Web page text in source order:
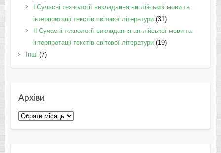
I Cучасні технології викладання англійської мови та
інтерпретації текстів світової літератури(31)
II Cучасні технології викладання англійської мови та
інтерпретації текстів світової літератури(19)
Інші (7)
Архіви
Архіви